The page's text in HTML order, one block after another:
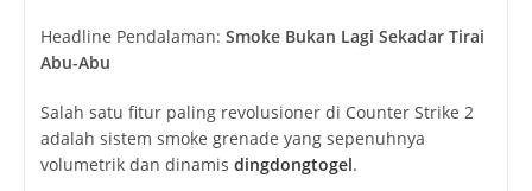
Headline Pendalaman: Smoke Bukan Lagi Sekadar Tirai
Abu-Abu
Salah satu fitur paling revolusioner di Counter Strike 2
adalah sistem smoke grenade yang sepenuhnya
volumetrik dan dinamis dingdongtogel.